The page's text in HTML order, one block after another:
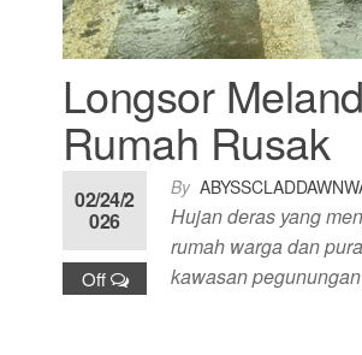
Longsor
Rumah Rusak
By
02/24/2
026
Off
Hujan deras yang
rumah warga dan
kawasan